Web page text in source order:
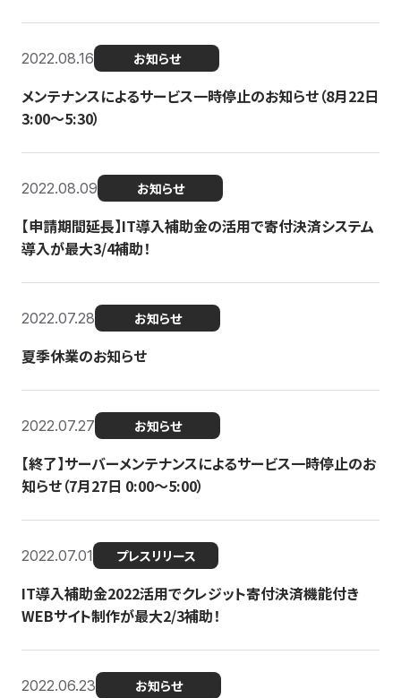
2022.08.16 お知らせ
メンテナンスによるサービス一時停止のお知らせ（8月22日
3:00〜5:30）
2022.08.09 お知らせ
【申請期間延長】IT導入補助金の活用で寄付決済システム
導入が最大3/4補助！
2022.07.28 お知らせ
夏季休業のお知らせ
2022.07.27 お知らせ
【終了】サーバーメンテナンスによるサービス一時停止のお
知らせ（7月27日 0:00〜5:00）
2022.07.01 プレスリリース
IT導入補助金2022活用でクレジット寄付決済機能付き
WEBサイト制作が最大2/3補助！
2022.06.23 お知らせ